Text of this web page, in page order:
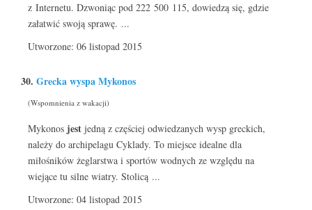
z Internetu. Dzwoniąc pod 222 500 115, dowiedzą się, gdzie
załatwić swoją sprawę. ...
Utworzone: 06 listopad 2015
30. Grecka wyspa Mykonos
(Wspomnienia z wakacji)
Mykonos jest jedną z częściej odwiedzanych wysp greckich,
należy do archipelagu Cyklady. To miejsce idealne dla
miłośników żeglarstwa i sportów wodnych ze względu na
wiejące tu silne wiatry. Stolicą ...
Utworzone: 04 listopad 2015